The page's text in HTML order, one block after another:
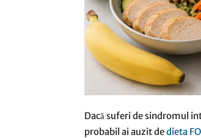
Dacă suferi de sindromul
probabil ai auzit dedieta